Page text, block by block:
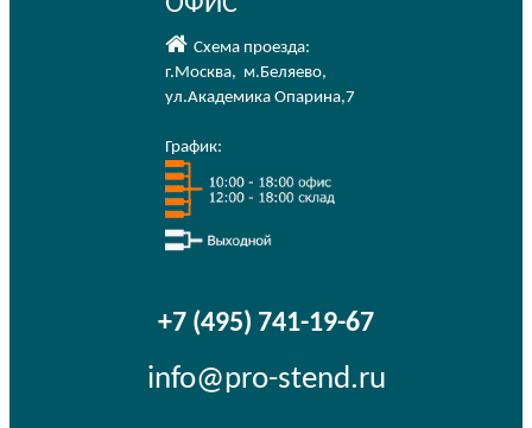
Схема проезда:
г.Москва, м.Беляево,
ул.Академика Опарина,7
График:
+7 (495) 741-19-67
info@pro-stend.ru